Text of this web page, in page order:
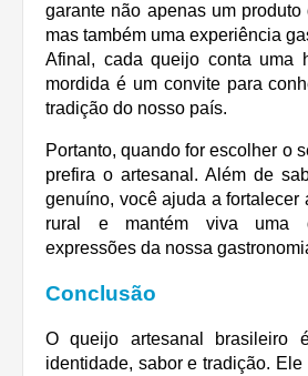
garante não apenas um
mas também uma experiência
Afinal, cada queijo conta uma
mordida é um convite para
tradição do nosso país.
Portanto, quando for escolher o
prefira o artesanal. Além de
genuíno, você ajuda a fortalecer
rural e mantém viva uma
expressões da nossa
Conclusão
O queijo artesanal brasileiro
identidade, sabor e tradição. Ele